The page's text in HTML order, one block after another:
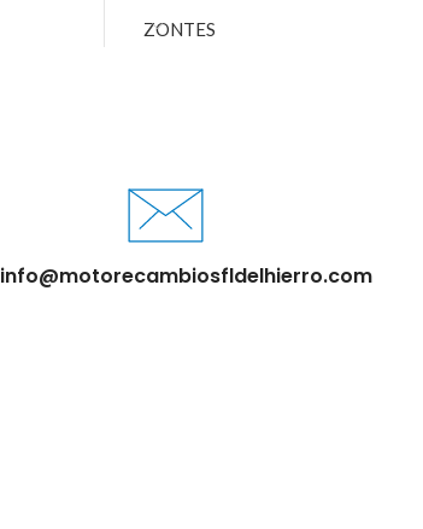
ZONTES
info@motorecambiosfldelhierro.com